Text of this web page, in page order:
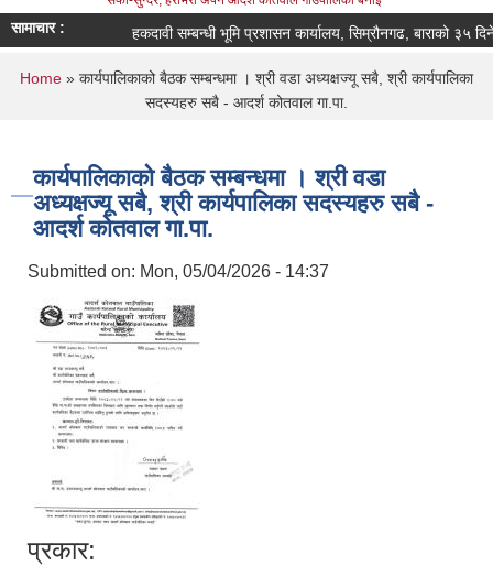
सामाचार : हकदावी सम्बन्धी भूमि प्रशासन कार्यालय, सिम्रौनगढ, बाराको ३५
You are here
Home » कार्यपालिकाको बैठक सम्बन्धमा । श्री वडा अध्यक्षज्यू सबै, श्री कार्यपालिका
सदस्यहरु सबै - आदर्श कोतवाल गा.पा.
कार्यपालिकाको बैठक सम्बन्धमा । श्री वडा
अध्यक्षज्यू सबै, श्री कार्यपालिका सदस्यहरु सबै -
आदर्श कोतवाल गा.पा.
Submitted on: Mon, 05/04/2026 - 14:37
प्रकार: